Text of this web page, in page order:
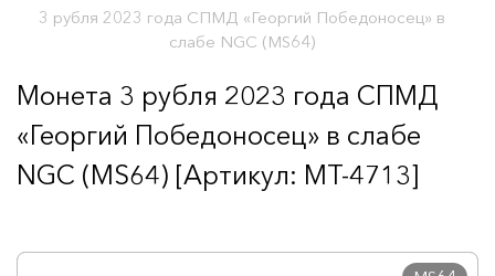
3 рубля 2023 года СПМД «Георгий Победоносец» в
слабе NGC (MS64)
Монета 3 рубля 2023 года СПМД
«Георгий Победоносец» в слабе
NGC (MS64) [Артикул: MT-4713]